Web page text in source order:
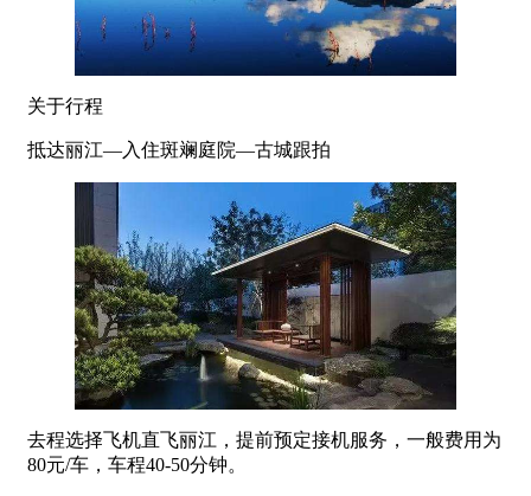
关于行程
抵达丽江—入住斑斓庭院—古城跟拍
去程选择飞机直飞丽江，提前预定接机服务，一般费用为
80元/车，车程40-50分钟。